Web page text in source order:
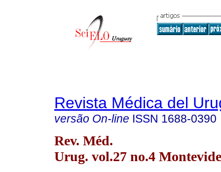
Revista Médica del
versão On-line ISSN 1688-0390
Rev. Méd.
Urug. vol.27 no.4